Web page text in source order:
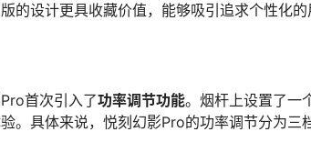
的设计更具收藏价值，能够吸引追求个性化的
首次引入了功率调节功能。烟杆上设置了一
。具体来说，悦刻幻影Pro的功率调节分为三档